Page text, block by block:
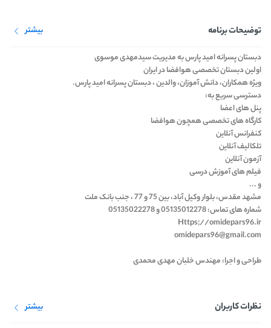
توضیحات برنامه بیشتر
دبستان پسرانه امید پارس به مدیریت سیدمهدی موسوی
اولین دبستان تخصصی هوافضا در ایران
ویژه همکاران، دانش آموزان، والدین ، دبستان پسرانه امید پارس.
دسترسی سریع به:
پنل های اعضا
کارگاه های تخصصی همچون هوافضا
کنفرانس آنلاین
تلکالیف آنلاین
آزمون آنلاین
فیلم های آموزش درسی
و ...
مشهد مقدس، بلوار وکیل آباد، بین 75 و 77 ، جنب بانک ملت
شماره های تماس: 05135012278 و 05135022278
Https;//omidepars96.ir
omidepars96@gmail.com
طراحی و اجرا: مهندس خلبان مهدی محمدی
نظرات کاربران بیشتر